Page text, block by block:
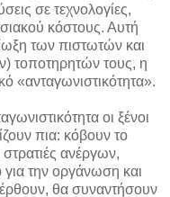
σε τεχνολογίες,
κόστους. Αυτή
των πιστωτών και
τοποτηρητών τους, η
«ανταγωνιστικότητα».
οι ξένοι
πια: κόβουν το
ανέργων,
την οργάνωση και
έρθουν, θα συναντήσουν